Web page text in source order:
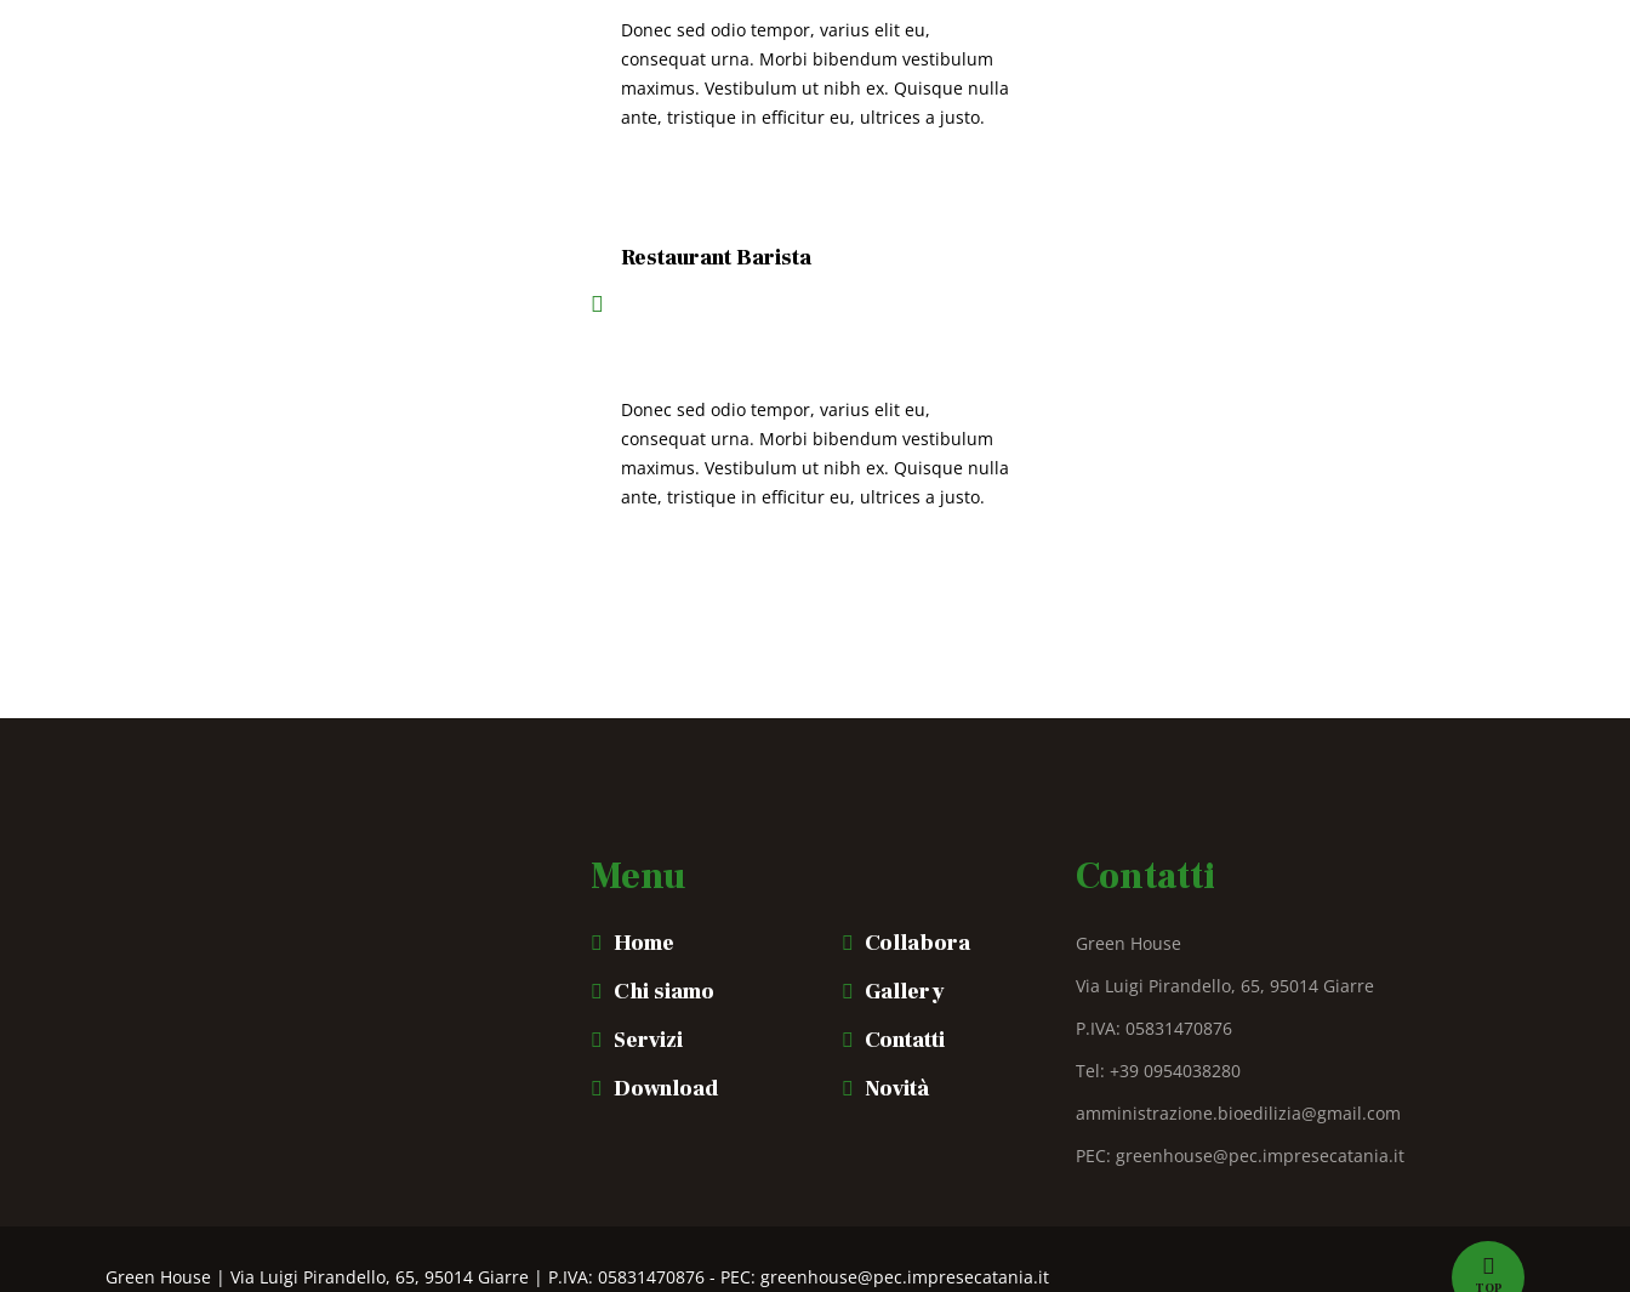
Donec sed odio tempor, varius elit eu,
consequat urna. Morbi bibendum vestibulum
maximus. Vestibulum ut nibh ex. Quisque nulla
ante, tristique in efficitur eu, ultrices a justo.
Restaurant Barista
Donec sed odio tempor, varius elit eu,
consequat urna. Morbi bibendum vestibulum
maximus. Vestibulum ut nibh ex. Quisque nulla
ante, tristique in efficitur eu, ultrices a justo.
Menu
Home
Chi siamo
Servizi
Download
Collabora
Gallery
Contatti
Novità
Contatti
Green House
Via Luigi Pirandello, 65, 95014 Giarre
P.IVA: 05831470876
Tel: +39 0954038280
amministrazione.bioedilizia@gmail.com
PEC: greenhouse@pec.impresecatania.it
Green House | Via Luigi Pirandello, 65, 95014 Giarre | P.IVA: 05831470876 - PEC: greenhouse@pec.impresecatania.it TOP